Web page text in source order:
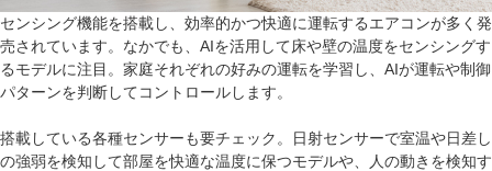
センシング機能を搭載し、効率的かつ快適に運転するエアコンが多く発
売されています。なかでも、AIを活用して床や壁の温度をセンシングす
るモデルに注目。家庭それぞれの好みの運転を学習し、AIが運転や制御
パターンを判断してコントロールします。
搭載している各種センサーも要チェック。日射センサーで室温や日差し
の強弱を検知して部屋を快適な温度に保つモデルや、人の動きを検知す